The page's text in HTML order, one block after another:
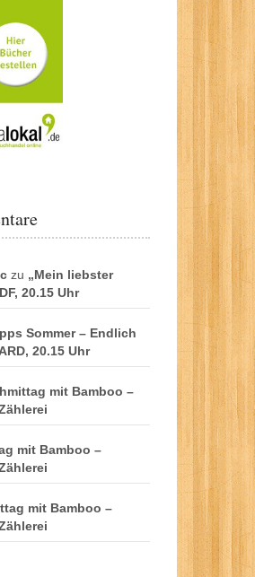
zu „Mein liebster
20.15 Uhr
Sommer – Endlich
20.15 Uhr
mit Bamboo –
mit Bamboo –
mit Bamboo –